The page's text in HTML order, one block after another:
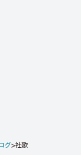
グ 社歌